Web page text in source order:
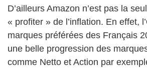
D’ailleurs Amazon n’est pas la
« profiter » de l’inflation. En effet,
marques préférées des Français
une belle progression des
comme Netto et Action par